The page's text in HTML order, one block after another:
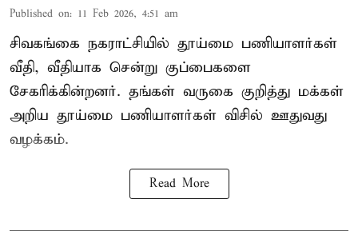
Published on: 11 Feb 2026, 4:51 am
சிவகங்கை நகராட்சியில் தூய்மை பணியாளர்கள்
வீதி, வீதியாக சென்று குப்பைகளை
சேகரிக்கின்றனர். தங்கள் வருகை குறித்து மக்கள்
அறிய தூய்மை பணியாளர்கள் விசில் ஊதுவது
வழக்கம்.
Read More